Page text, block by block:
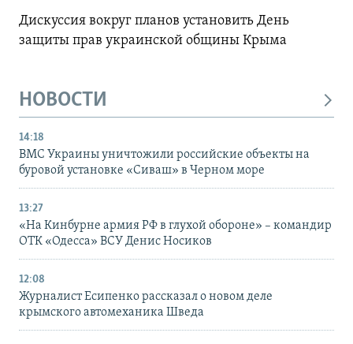
Дискуссия вокруг планов установить День
защиты прав украинской общины Крыма
НОВОСТИ
14:18
ВМС Украины уничтожили российские объекты на
буровой установке «Сиваш» в Черном море
13:27
«На Кинбурне армия РФ в глухой обороне» – командир
ОТК «Одесса» ВСУ Денис Носиков
12:08
Журналист Есипенко рассказал о новом деле
крымского автомеханика Шведа